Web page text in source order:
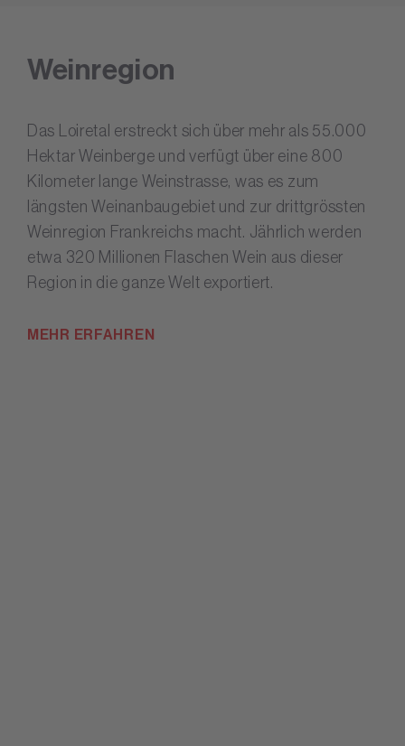
Weinregion
Das Loiretal erstreckt sich über mehr als 55.000
Hektar Weinberge und verfügt über eine 800
Kilometer lange Weinstrasse, was es zum
längsten Weinanbaugebiet und zur drittgrössten
Weinregion Frankreichs macht. Jährlich werden
etwa 320 Millionen Flaschen Wein aus dieser
Region in die ganze Welt exportiert.
MEHR ERFAHREN